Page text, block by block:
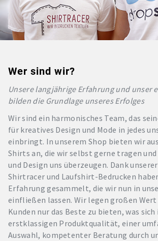
Wer sind wir?
Unsere langjährige Erfahrung und unser
bilden die Grundlage unseres Erfolges
Wir sind ein harmonisches Team, das
für kreatives Design und Mode in jedes
einbringt. In unserem Shop bieten wir
Shirts an, die wir selbst gerne tragen
und Design uns überzeugen. Dank
Shirtracer und Laufshirt-Bedrucken
Erfahrung gesammelt, die wir nun in
einfließen lassen. Wir legen großen Wert
Kunden nur das Beste zu bieten, was
erstklassigen Produktqualität, einer
Auswahl, kompetenter Beratung durch